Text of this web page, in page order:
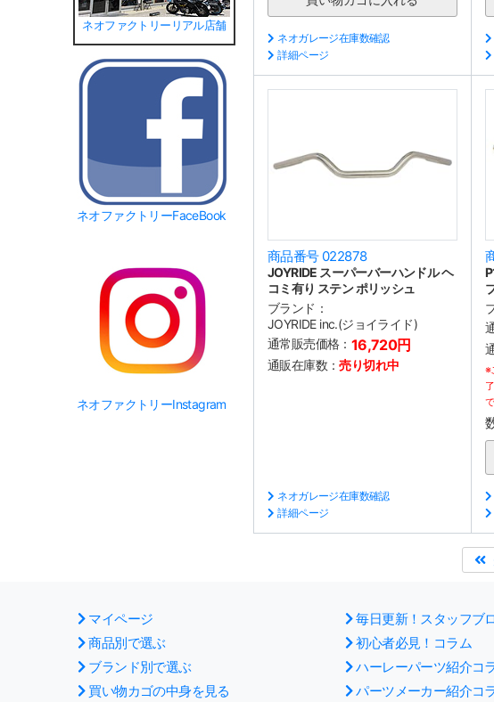
ネオファクトリーリアル店舗
ネオファクトリーFaceBook
ネオファクトリーInstagram
ネオガレージ在庫数確認
詳細ページ
商品番号 022878
JOYRIDE スーパーバーハンドル ヘ
コミ有り ステン ポリッシュ
ブランド：
JOYRIDE inc.(ジョイライド)
通常販売価格： 16,720円
通販在庫数：売り切れ中
ネオガレージ在庫数確認
詳細ページ
※
マイページ
商品別で選ぶ
ブランド別で選ぶ
買い物カゴの中身を見る
毎日更新！スタッフブ
初心者必見！コラム
ハーレーパーツ紹介コ
パーツメーカー紹介コ